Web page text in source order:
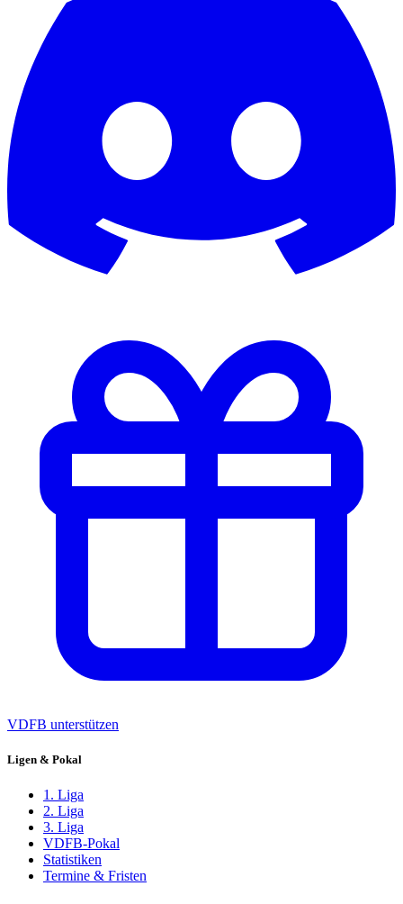
VDFB unterstützen
Ligen & Pokal
1. Liga
2. Liga
3. Liga
VDFB-Pokal
Statistiken
Termine & Fristen